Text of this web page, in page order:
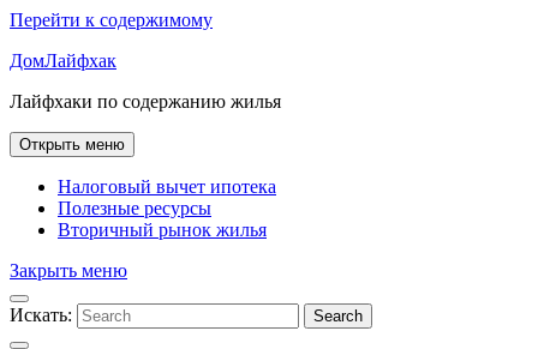
Перейти к содержимому
ДомЛайфхак
Лайфхаки по содержанию жилья
Открыть меню
Налоговый вычет ипотека
Полезные ресурсы
Вторичный рынок жилья
Закрыть меню
Искать: Search